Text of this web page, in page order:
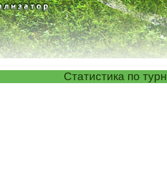
Статистика по